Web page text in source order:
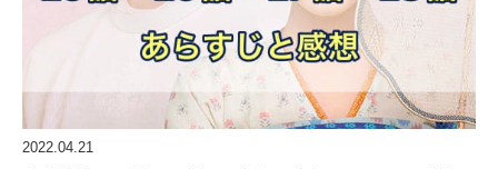
2022.04.21